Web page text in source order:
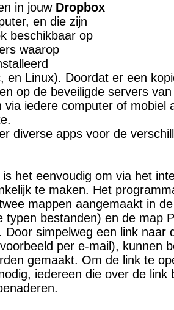
in jouw Dropbox
en die zijn
beschikbaar op
waarop
en Linux). Doordat er een
op de beveiligde servers
via iedere computer of mobiel
diverse apps voor de
is het eenvoudig om via het
te maken. Het
mappen aangemaakt in
typen bestanden) en de map
Door simpelweg een link naar
per e-mail), kunnen
gemaakt. Om de link te
iedereen die over de link